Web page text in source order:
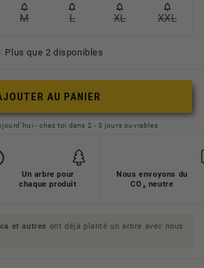
MVariante
oder
nicht
verfügbar
LVariante
oder
nicht
verfügbar
XLVariante
nicht
XXL
nicht
Plus que 2 disponibles
AU PANIER
- chez toi dans 2 - 3 jours ouvrables
Un arbre pour
chaque produit
Nous envoyons du
CO₂ neutre
etautres ont déjà planté un arbre avec nous